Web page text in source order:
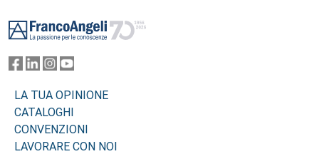
LA TUA OPINIONE
CATALOGHI
CONVENZIONI
LAVORARE CON NOI